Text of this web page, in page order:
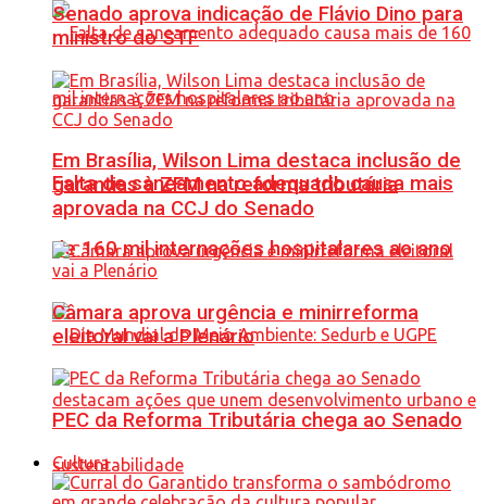
Falta de saneamento adequado causa mais
de 160 mil internações hospitalares ao ano
Senado aprova indicação de Flávio Dino para
ministro do STF
Em Brasília, Wilson Lima destaca inclusão de
garantias à ZFM na reforma tributária
aprovada na CCJ do Senado
Câmara aprova urgência e minirreforma
eleitoral vai a Plenário
PEC da Reforma Tributária chega ao Senado
Cultura